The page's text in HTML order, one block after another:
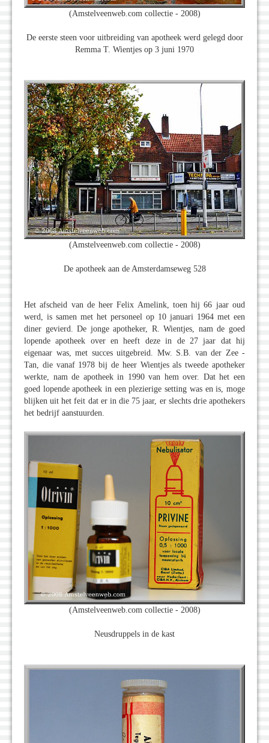
(Amstelveenweb.com collectie - 2008)
De eerste steen voor uitbreiding van apotheek werd gelegd door
Remma T. Wientjes op 3 juni 1970
(Amstelveenweb.com collectie - 2008)
De apotheek aan de Amsterdamseweg 528
Het afscheid van de heer Felix Amelink, toen hij 66 jaar oud
werd, is samen met het personeel op 10 januari 1964 met een
diner gevierd. De jonge apotheker, R. Wientjes, nam de goed
lopende apotheek over en heeft deze in de 27 jaar dat hij
eigenaar was, met succes uitgebreid. Mw. S.B. van der Zee -
Tan, die vanaf 1978 bij de heer Wientjes als tweede apotheker
werkte, nam de apotheek in 1990 van hem over. Dat het een
goed lopende apotheek in een plezierige setting was en is, moge
blijken uit het feit dat er in die 75 jaar, er slechts drie apothekers
het bedrijf aanstuurden.
(Amstelveenweb.com collectie - 2008)
Neusdruppels in de kast